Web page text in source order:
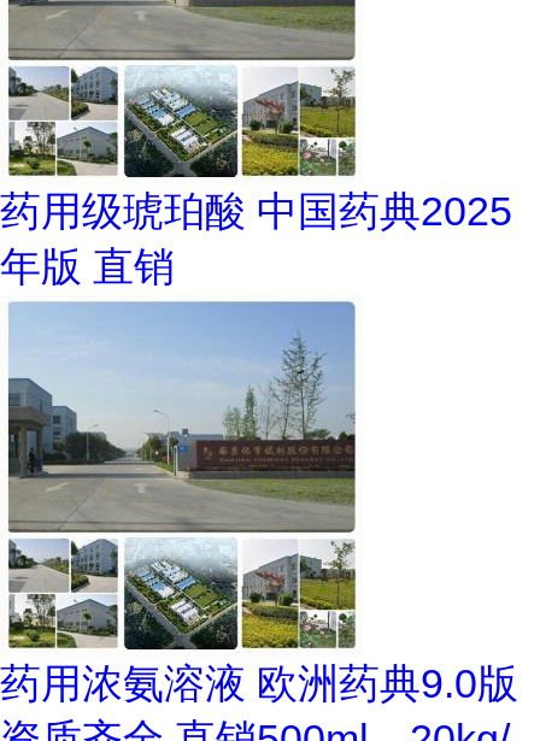
药用级琥珀酸 中国药典2025
年版 直销
药用浓氨溶液 欧洲药典9.0版